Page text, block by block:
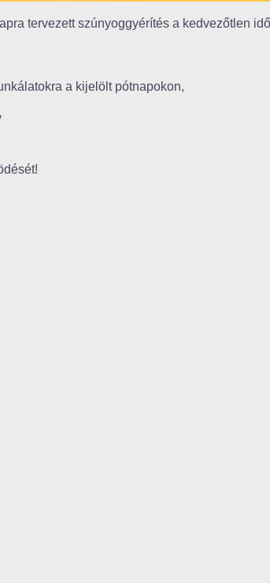
tervezett szúnyoggyérítés a kedvezőtlen
a kijelölt pótnapokon,